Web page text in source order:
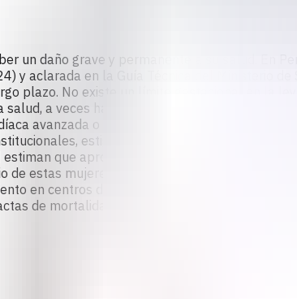
un daño grave y permanente a su salud. En
y aclarada en la Guía Técnica del Ministerio
plazo. No existe un límite gestacional en la
a veces haciendo referencia a una lista de
avanzada o malformaciones fetales
estigmatización y miedo a ser
que aproximadamente el 19% de las
estas mujeres requirieron hospitalización
en centros de salud pública por
de mortalidad varían, el aborto inseguro